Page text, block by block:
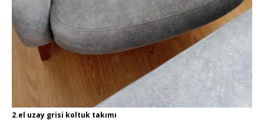
2.el uzay grisi koltuk takımı